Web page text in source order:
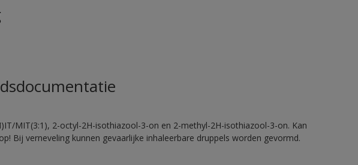
MIT(3:1), 2-octyl-2H-isothiazool-3-on en 2-methyl-2H-isothiazool-3-on. Kan
Bij verneveling kunnen gevaarlijke inhaleerbare druppels worden gevormd.